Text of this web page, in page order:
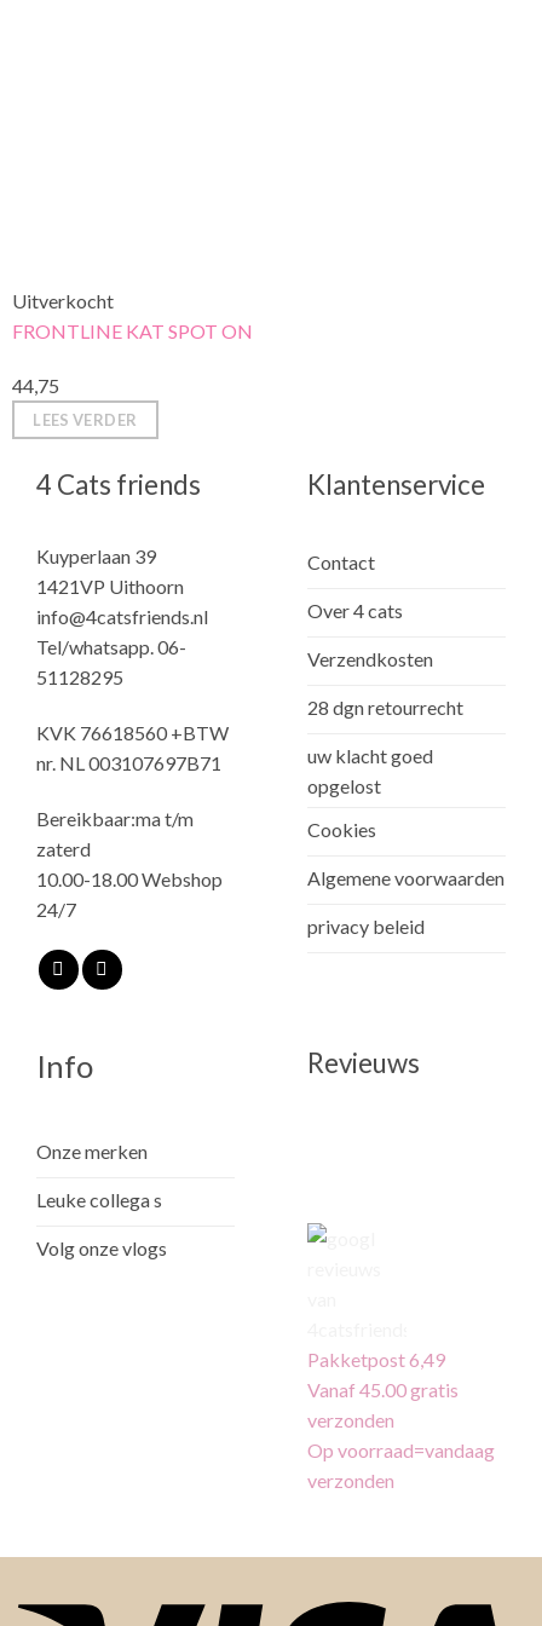
Uitverkocht
FRONTLINE KAT SPOT ON
44,75
LEES VERDER
4 Cats friends
Kuyperlaan 39
1421VP Uithoorn
info@4catsfriends.nl
Tel/whatsapp. 06-
51128295
KVK 76618560 +BTW
nr. NL 003107697B71
Bereikbaar:ma t/m
zaterd
10.00-18.00 Webshop
24/7
Klantenservice
Contact
Over 4 cats
Verzendkosten
28 dgn retourrecht
uw klacht goed
opgelost
Cookies
Algemene voorwaarden
privacy beleid
Info
Onze merken
Leuke collega s
Volg onze vlogs
Revieuws
Pakketpost 6,49
Vanaf 45.00 gratis
verzonden
Op voorraad=vandaag
verzonden